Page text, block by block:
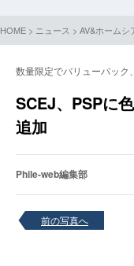
HOME > ニュース > AV&ホームシ
数量限定でバリューパック
SCEJ、PSPに
追加
Phile-web編集部
前の写真へ